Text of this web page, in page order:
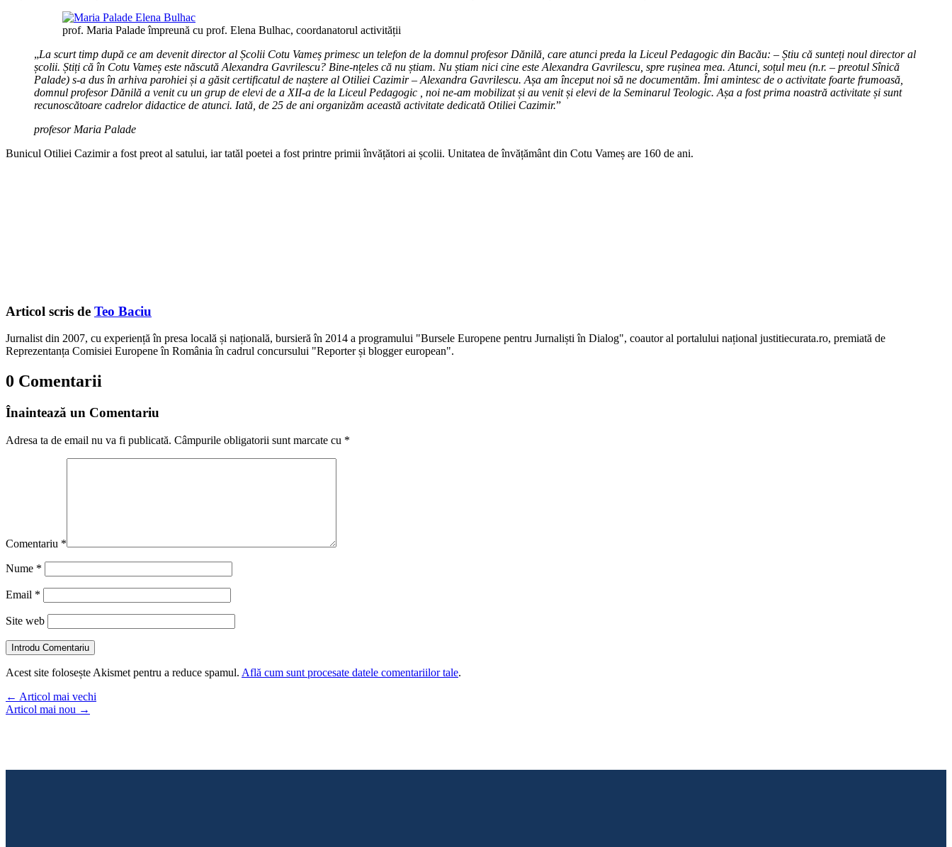
prof. Maria Palade împreună cu prof. Elena Bulhac, coordanatorul activității
„La scurt timp după ce am devenit director al Școlii Cotu Vameș primesc un telefon de la domnul profesor Dănilă, care atunci preda la Liceul Pedagogic din Bacău: – Știu că sunteți noul director al
școlii. Știți că în Cotu Vameș este născută Alexandra Gavrilescu? Bine-nțeles că nu știam. Nu știam nici cine este Alexandra Gavrilescu, spre rușinea mea. Atunci, soțul meu (n.r. – preotul Sînică
Palade) s-a dus în arhiva parohiei și a găsit certificatul de naștere al Otiliei Cazimir – Alexandra Gavrilescu. Așa am început noi să ne documentăm. Îmi amintesc de o activitate foarte frumoasă,
domnul profesor Dănilă a venit cu un grup de elevi de a XII-a de la Liceul Pedagogic , noi ne-am mobilizat și au venit și elevi de la Seminarul Teologic. Așa a fost prima noastră activitate și sunt
recunoscătoare cadrelor didactice de atunci. Iată, de 25 de ani organizăm această activitate dedicată Otiliei Cazimir.”
profesor Maria Palade
Bunicul Otiliei Cazimir a fost preot al satului, iar tatăl poetei a fost printre primii învățători ai școlii. Unitatea de învățământ din Cotu Vameș are 160 de ani.
Articol scris de Teo Baciu
Jurnalist din 2007, cu experiență în presa locală și națională, bursieră în 2014 a programului "Bursele Europene pentru Jurnaliști în Dialog", coautor al portalului național justitiecurata.ro, premiată de
Reprezentanța Comisiei Europene în România în cadrul concursului "Reporter și blogger european".
0 Comentarii
Înaintează un Comentariu
Adresa ta de email nu va fi publicată. Câmpurile obligatorii sunt marcate cu *
Comentariu *
Nume *
Email *
Site web
Introdu Comentariu
Acest site folosește Akismet pentru a reduce spamul. Află cum sunt procesate datele comentariilor tale.
← Articol mai vechi
Articol mai nou →